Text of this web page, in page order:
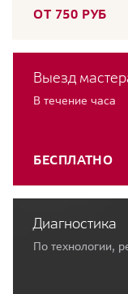
ОТ 750 РУБ
Выезд
В течение часа
БЕСПЛАТНО
Диагностика
По технологии,